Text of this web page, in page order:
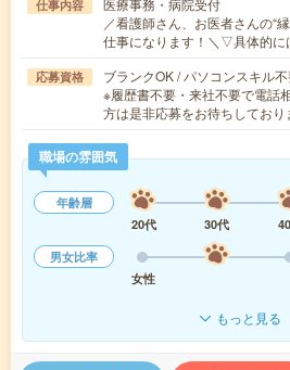
仕事内容
医療事務・病院受付
／看護師さん、お医者さんの“
仕事になります！＼▽具体的
応募資格
ブランクOK / パソコンスキル
※履歴書不要・来社不要で電話
方は是非応募をお待ちしてお
職場の雰囲気
年齢層
20代
30代
男女比率
女性
もっと見る